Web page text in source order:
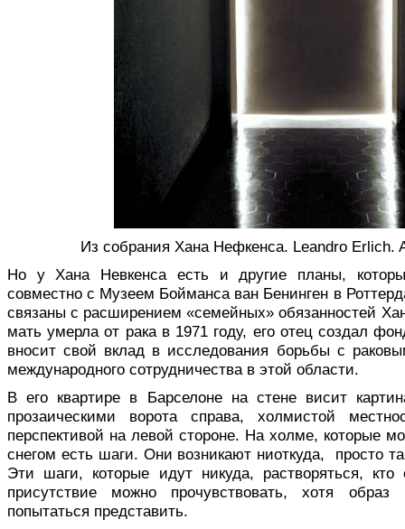
Из собрания Хана Нефкенса. Leandro Erlich.
Но у Хана Невкенса есть и другие планы,
совместно с Музеем Бойманса ван Бенинген в
связаны с расширением «семейных» обязанностей
мать умерла от рака в 1971 году, его отец создал
вносит свой вклад в исследования борьбы с
международного сотрудничества в этой области.
В его квартире в Барселоне на стене висит
прозаическими ворота справа, холмистой
перспективой на левой стороне. На холме, которые
снегом есть шаги. Они возникают ниоткуда, просто
Эти шаги, которые идут никуда, растворяться,
присутствие можно прочувствовать, хотя образ
попытаться представить.